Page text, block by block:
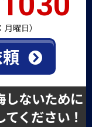
曜日）
しないために
ください！